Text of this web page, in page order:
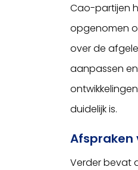
Cao-partijen
opgenomen
over de
aanpassen
duidelijk is.
Afspraken
Verder bevat